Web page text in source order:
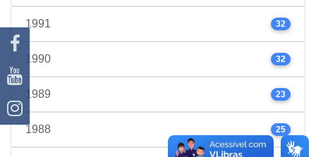
1991 32
1990 32
1989 23
1988 25